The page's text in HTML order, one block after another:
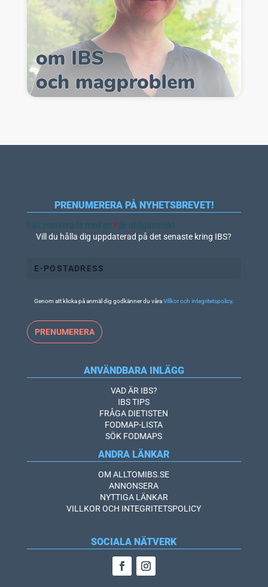
PRENUMERERA PÅ NYHETSBREVET!
Fält markerade med en *är obligatoriskt
Vill du hålla dig uppdaterad på det senaste kring IBS?
Genom att klicka på anmäl dig godkänner du våraVillkor och integritetspolicy.
ANVÄNDBARA INLÄGG
VAD ÄR IBS?
IBS TIPS
FRÅGA DIETISTEN
FODMAP-LISTA
SÖK FODMAPS
ANDRA LÄNKAR
OM ALLTOMIBS.SE
ANNONSERA
NYTTIGA LÄNKAR
VILLKOR OCH INTEGRITETSPOLICY
SOCIALA NÄTVERK